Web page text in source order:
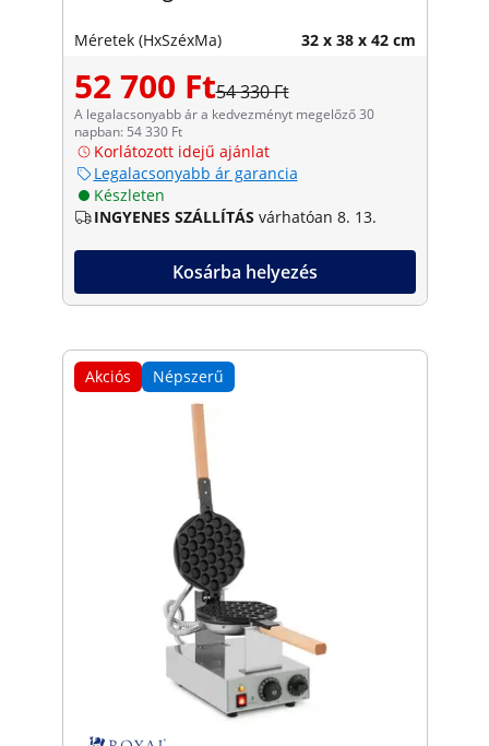
Méretek (HxSzéxMa) 32 x 38 x 42 cm
52 700 Ft54 330 Ft
A legalacsonyabb ár a kedvezményt megelőző 30
napban: 54 330 Ft
Korlátozott idejű ajánlat
Legalacsonyabb ár garancia
Készleten
INGYENES SZÁLLÍTÁS várhatóan 8. 13.
Kosárba helyezés
Akciós Népszerű